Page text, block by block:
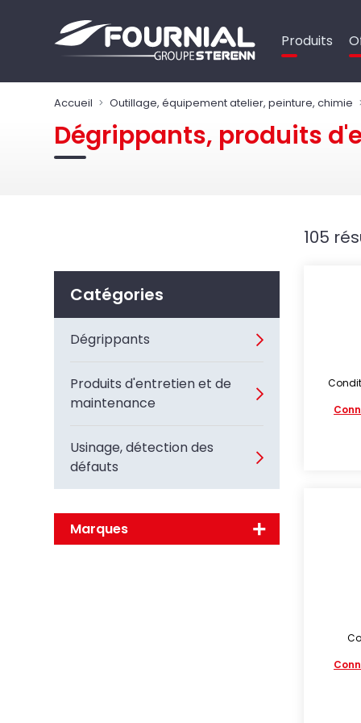
Produits
Accueil Outillage, équipement atelier, peinture, chimie
Dégrippants, produits
Catégories
Dégrippants
Produits d'entretien et de
maintenance
Usinage, détection des
défauts
Marques
105